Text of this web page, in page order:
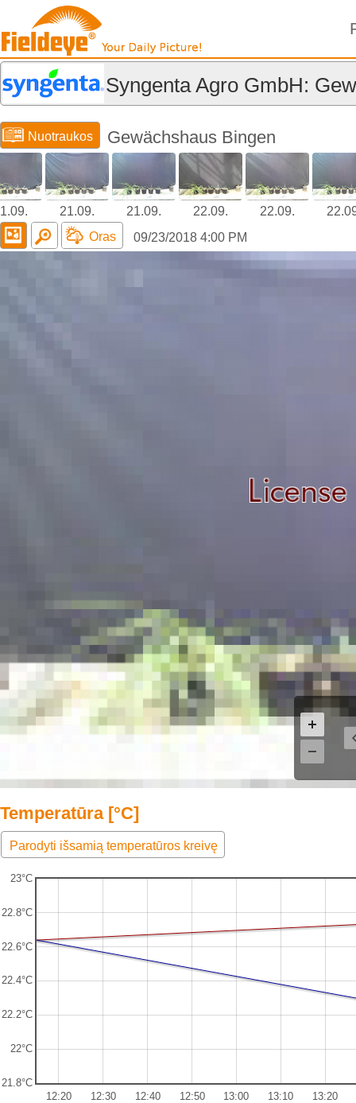
Syngenta Agro GmbH:
Nuotraukos Gewächshaus Bingen
21.09. 21.09. 22.09. 22.09.
Oras
09/23/2018 4:00 PM
Temperatūra [°C]
Parodyti išsamią temperatūros kreivę
12:20 12:30 12:40 12:50 13:00 13:10 13:20
21.8°C
22°C
22.2°C
22.4°C
22.6°C
22.8°C
23°C